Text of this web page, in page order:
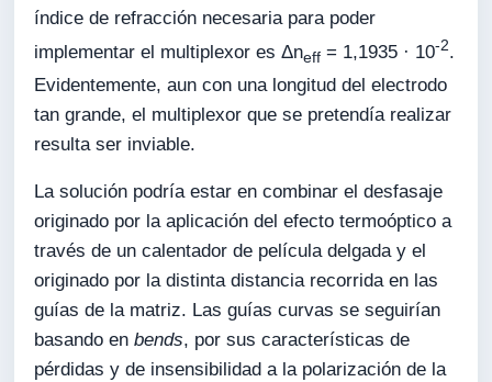
índice de refracción necesaria para poder
implementar el multiplexor es Δneff = 1,1935 · 10-2.
Evidentemente, aun con una longitud del electrodo
tan grande, el multiplexor que se pretendía realizar
resulta ser inviable.
La solución podría estar en combinar el desfasaje
originado por la aplicación del efecto termoóptico a
través de un calentador de película delgada y el
originado por la distinta distancia recorrida en las
guías de la matriz. Las guías curvas se seguirían
basando enbends, por sus características de
pérdidas y de insensibilidad a la polarización de la